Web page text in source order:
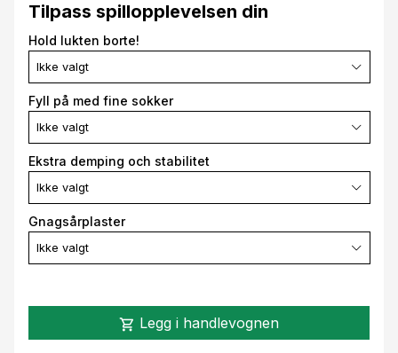
Tilpass spillopplevelsen din
Hold lukten borte!
Ikke valgt
Fyll på med fine sokker
Ikke valgt
Ekstra demping och stabilitet
Ikke valgt
Gnagsårplaster
Ikke valgt
shopping_cart Legg i handlevognen